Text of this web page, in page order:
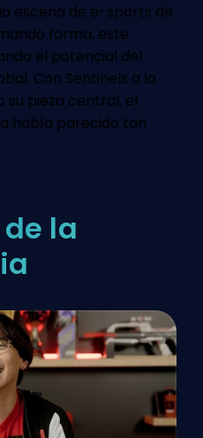
escena de e-sports de
forma, este
el potencial del
Con Sentinels a la
su pieza central, el
había parecido tan
la